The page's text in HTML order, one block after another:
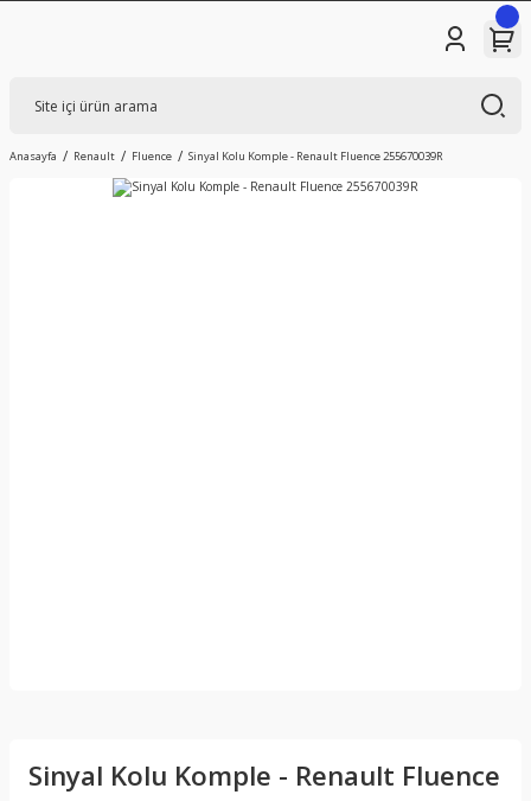
Anasayfa Renault Fluence Sinyal Kolu Komple - Renault Fluence 255670039R
Sinyal Kolu Komple - Renault Fluence